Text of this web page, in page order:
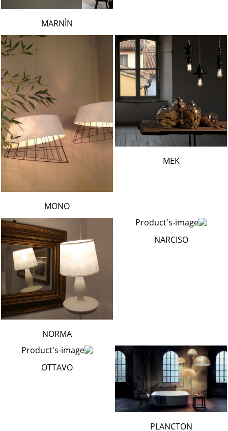
MARNÌN
MEK
MONO
NARCISO
NORMA
PLANCTON
OTTAVO